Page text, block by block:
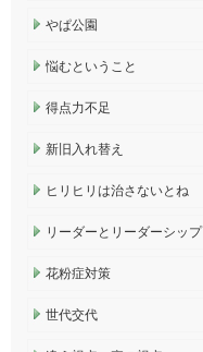
やぱ公園
悩むということ
得点力不足
新旧入れ替え
ヒリヒリは治さないとね
リーダーとリーダーシップ
花粉症対策
世代交代